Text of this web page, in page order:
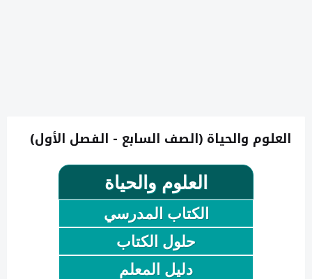
العلوم والحياة (الصف السابع - الفصل الأول)
العلوم والحياة
الكتاب المدرسي
حلول الكتاب
دليل المعلم